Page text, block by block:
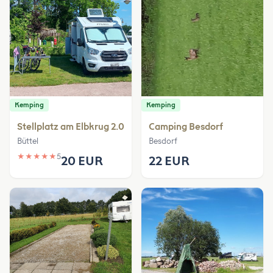
Kemping
Stellplatz am Elbkrug 2.0
Büttel
★ ★ ★ ★ ★520 EUR
Kemping
Camping Besdorf
Besdorf
22 EUR